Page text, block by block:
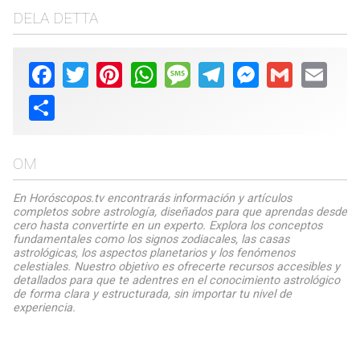
DELA DETTA
Facebook
Twitter PinterestWhatsAppMessageTelegramMessenger
Gmail Email
Share
OM
En Horóscopos.tv encontrarás información y artículos
completos sobre astrología, diseñados para que aprendas desde
cero hasta convertirte en un experto. Explora los conceptos
fundamentales como los signos zodiacales, las casas
astrológicas, los aspectos planetarios y los fenómenos
celestiales. Nuestro objetivo es ofrecerte recursos accesibles y
detallados para que te adentres en el conocimiento astrológico
de forma clara y estructurada, sin importar tu nivel de
experiencia.